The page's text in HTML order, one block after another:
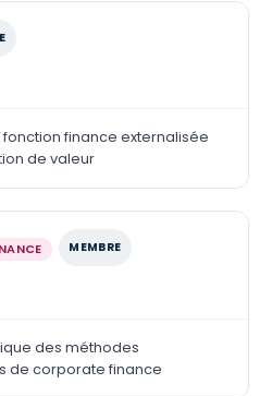
finance externalisée
de valeur
MEMBRE
des méthodes
de corporate finance